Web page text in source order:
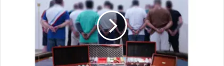
കേന്ദ്രമാക്കി;
ലക്ഷക്കണക്കിന്
പ്രതികൾ
പിടിയിൽ